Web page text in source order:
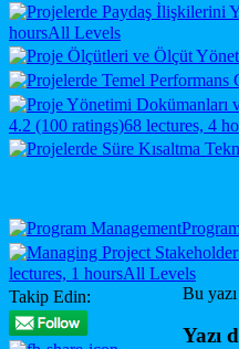
hoursAll Levels
4.2 (100 ratings)68 lectures, 4
lectures, 1 hoursAll Levels
Takip Edin:
Bu yazı
Yazı